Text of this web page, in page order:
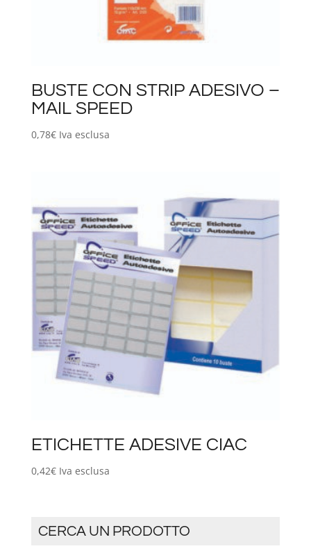
BUSTE CON STRIP ADESIVO –
MAIL SPEED
0,78€ Iva esclusa
ETICHETTE ADESIVE CIAC
0,42€ Iva esclusa
CERCA UN PRODOTTO